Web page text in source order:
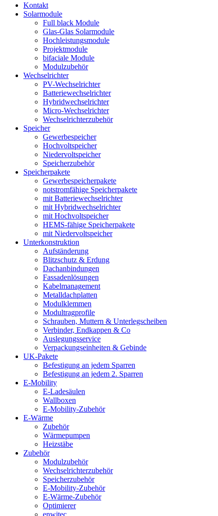
Kontakt
Solarmodule
Full black Module
Glas-Glas Solarmodule
Hochleistungsmodule
Projektmodule
bifaciale Module
Modulzubehör
Wechselrichter
PV-Wechselrichter
Batteriewechselrichter
Hybridwechselrichter
Micro-Wechselrichter
Wechselrichterzubehör
Speicher
Gewerbespeicher
Hochvoltspeicher
Niedervoltspeicher
Speicherzubehör
Speicherpakete
Gewerbespeicherpakete
notstromfähige Speicherpakete
mit Batteriewechselrichter
mit Hybridwechselrichter
mit Hochvoltspeicher
HEMS-fähige Speicherpakete
mit Niedervoltspeicher
Unterkonstruktion
Aufständerung
Blitzschutz & Erdung
Dachanbindungen
Fassadenlösungen
Kabelmanagement
Metalldachplatten
Modulklemmen
Modultragprofile
Schrauben, Muttern & Unterlegscheiben
Verbinder, Endkappen & Co
Auslegungsservice
Verpackungseinheiten & Gebinde
UK-Pakete
Befestigung an jedem Sparren
Befestigung an jedem 2. Sparren
E-Mobility
E-Ladesäulen
Wallboxen
E-Mobility-Zubehör
E-Wärme
Zubehör
Wärmepumpen
Heizstäbe
Zubehör
Modulzubehör
Wechselrichterzubehör
Speicherzubehör
E-Mobility-Zubehör
E-Wärme-Zubehör
Optimierer
enwitec